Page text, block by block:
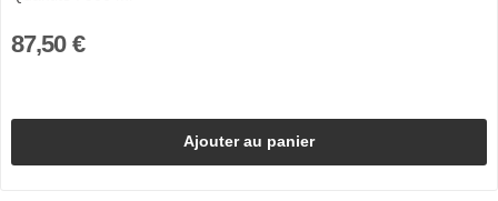
87,50 €
Ajouter au panier